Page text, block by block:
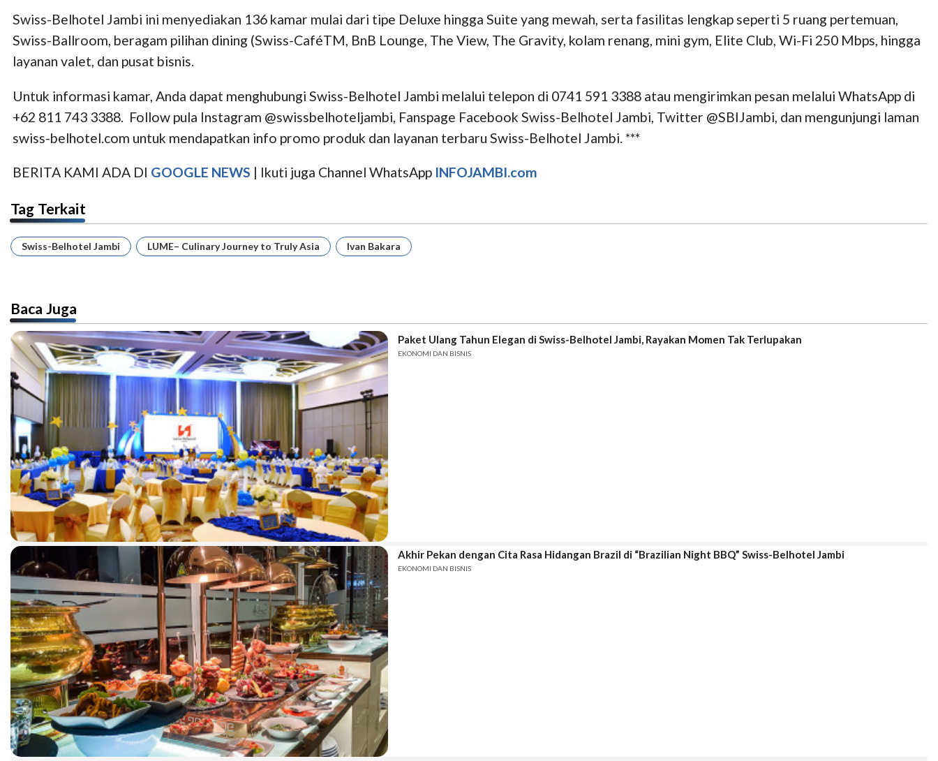
Swiss-Belhotel Jambi ini menyediakan 136 kamar mulai dari tipe Deluxe hingga Suite yang mewah, serta fasilitas lengkap seperti 5 ruang pertemuan,
Swiss-Ballroom, beragam pilihan dining (Swiss-CaféTM, BnB Lounge, The View, The Gravity, kolam renang, mini gym, Elite Club, Wi-Fi 250 Mbps, hingga
layanan valet, dan pusat bisnis.
Untuk informasi kamar, Anda dapat menghubungi Swiss-Belhotel Jambi melalui telepon di 0741 591 3388 atau mengirimkan pesan melalui WhatsApp di
+62 811 743 3388. Follow pula Instagram @swissbelhoteljambi, Fanspage Facebook Swiss-Belhotel Jambi, Twitter @SBIJambi, dan mengunjungi laman
swiss-belhotel.com untuk mendapatkan info promo produk dan layanan terbaru Swiss-Belhotel Jambi. ***
BERITA KAMI ADA DI GOOGLE NEWS | Ikuti juga Channel WhatsApp INFOJAMBI.com
Tag Terkait
Swiss-Belhotel Jambi LUME– Culinary Journey to Truly Asia Ivan Bakara
Baca Juga
Paket Ulang Tahun Elegan di Swiss-Belhotel Jambi, Rayakan Momen Tak Terlupakan
EKONOMI DAN BISNIS
Akhir Pekan dengan Cita Rasa Hidangan Brazil di “Brazilian Night BBQ” Swiss-Belhotel Jambi
EKONOMI DAN BISNIS